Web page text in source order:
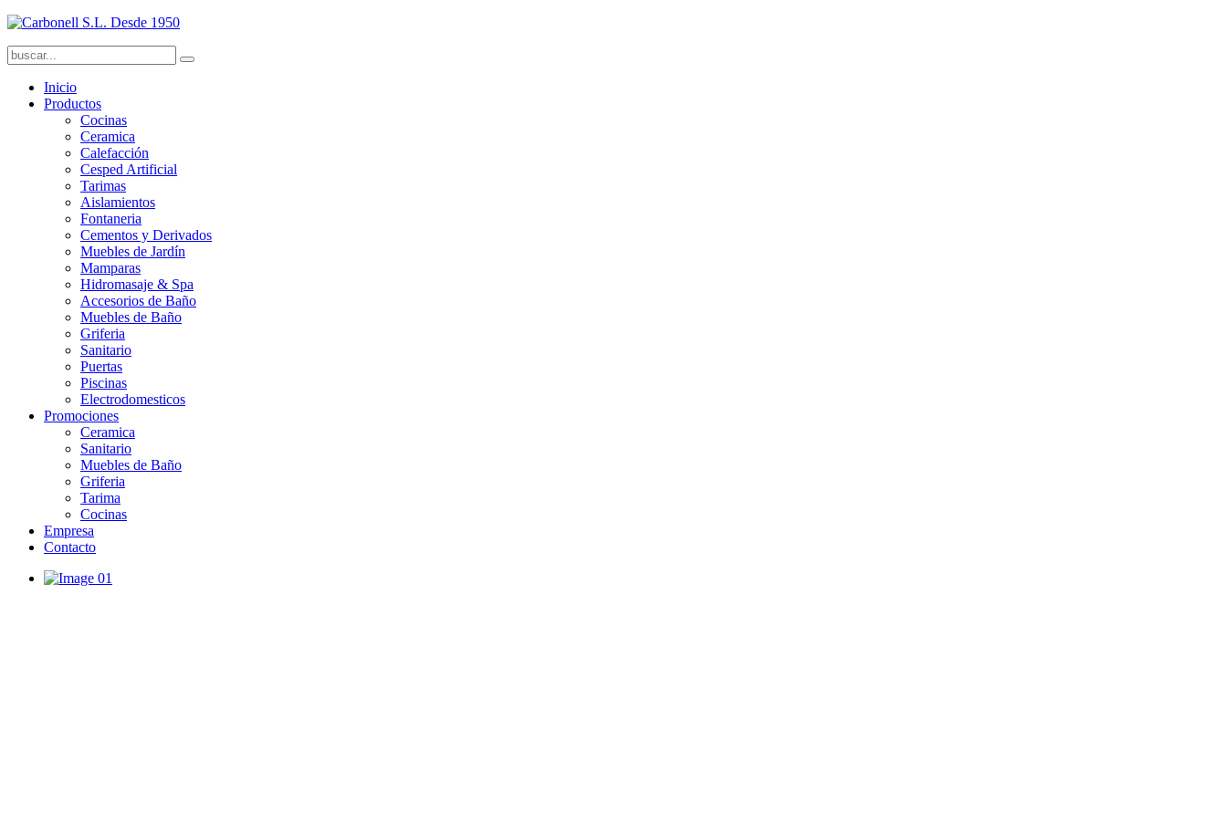
Inicio
Productos
Cocinas
Ceramica
Calefacción
Cesped Artificial
Tarimas
Aislamientos
Fontaneria
Cementos y Derivados
Muebles de Jardín
Mamparas
Hidromasaje & Spa
Accesorios de Baño
Muebles de Baño
Griferia
Sanitario
Puertas
Piscinas
Electrodomesticos
Promociones
Ceramica
Sanitario
Muebles de Baño
Griferia
Tarima
Cocinas
Empresa
Contacto